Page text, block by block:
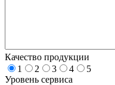
Качество продукции
1
2 3 4
5
Уровень сервиса